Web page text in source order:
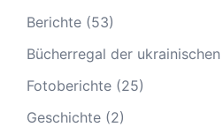
Berichte (53)
Bücherregal der
Fotoberichte (25)
Geschichte (2)